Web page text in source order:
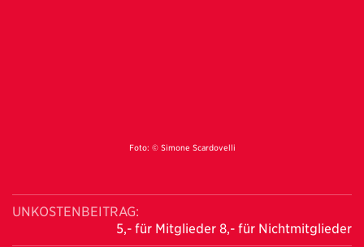
Foto: © Simone Scardovelli
UNKOSTENBEITRAG:
5,- für Mitglieder 8,- für Nichtmitglieder